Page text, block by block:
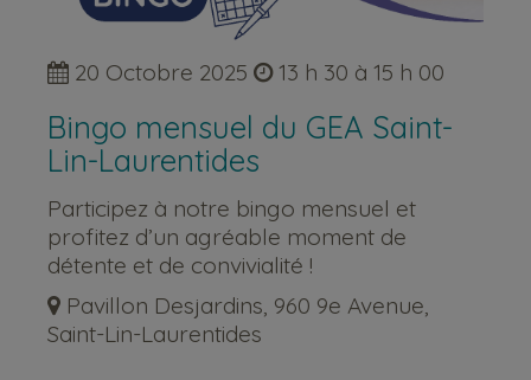
20 Octobre 2025 13 h 30 à 15 h 00
Bingo mensuel du GEA Saint-
Lin-Laurentides
Participez à notre bingo mensuel et
profitez d’un agréable moment de
détente et de convivialité !
Pavillon Desjardins, 960 9e Avenue,
Saint-Lin-Laurentides